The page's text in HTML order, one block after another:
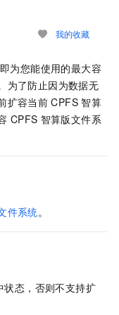
我的收藏
为您能使用的最大容
为了防止因为数据无
扩容当前 CPFS 智算
CPFS 智算版文件系
件系统。
状态，否则不支持扩